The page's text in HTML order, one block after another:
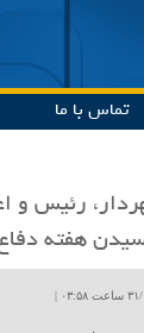
تماس با ما
رئیس
هفته